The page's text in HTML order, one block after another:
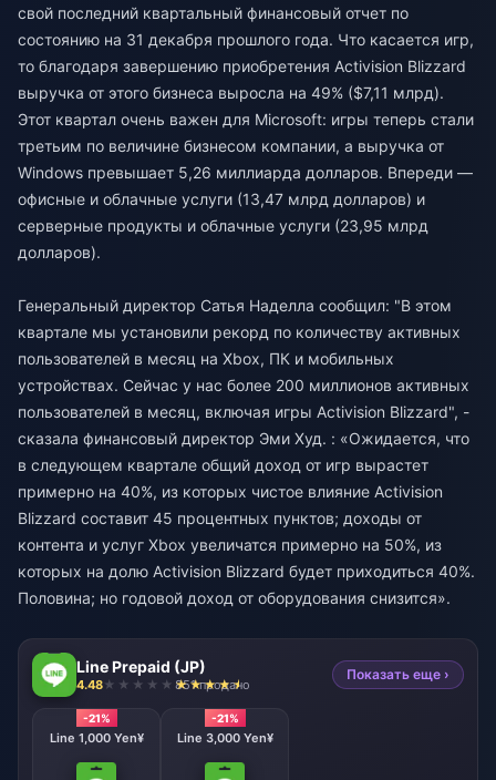
свой последний квартальный финансовый отчет по
состоянию на 31 декабря прошлого года. Что касается игр,
то благодаря завершению приобретения Activision Blizzard
выручка от этого бизнеса выросла на 49% ($7,11 млрд).
Этот квартал очень важен для Microsoft: игры теперь стали
третьим по величине бизнесом компании, а выручка от
Windows превышает 5,26 миллиарда долларов. Впереди —
офисные и облачные услуги (13,47 млрд долларов) и
серверные продукты и облачные услуги (23,95 млрд
долларов).
Генеральный директор Сатья Наделла сообщил: "В этом
квартале мы установили рекорд по количеству активных
пользователей в месяц на Xbox, ПК и мобильных
устройствах. Сейчас у нас более 200 миллионов активных
пользователей в месяц, включая игры Activision Blizzard", -
сказала финансовый директор Эми Худ. : «Ожидается, что
в следующем квартале общий доход от игр вырастет
примерно на 40%, из которых чистое влияние Activision
Blizzard составит 45 процентных пунктов; доходы от
контента и услуг Xbox увеличатся примерно на 50%, из
которых на долю Activision Blizzard будет приходиться 40%.
Половина; но годовой доход от оборудования снизится».
Line Prepaid (JP)
4.48 851 продано
Показать еще ›
-21%
Line 1,000 Yen¥
-21%
Line 3,000 Yen¥